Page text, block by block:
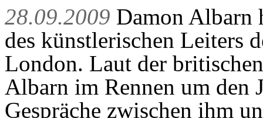
28.09.2009 Damon Albarn
des künstlerischen Leiters
London. Laut der
Albarn im Rennen um den
Gespräche zwischen ihm